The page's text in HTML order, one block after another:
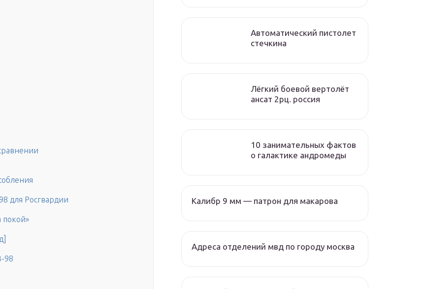
для Росгвардии
покой»
98
Автоматический пистолет
стечкина
Лёгкий боевой вертолёт
ансат 2рц. россия
10 занимательных фактов
о галактике андромеды
Калибр 9 мм — патрон для макарова
Адреса отделений мвд по городу москва